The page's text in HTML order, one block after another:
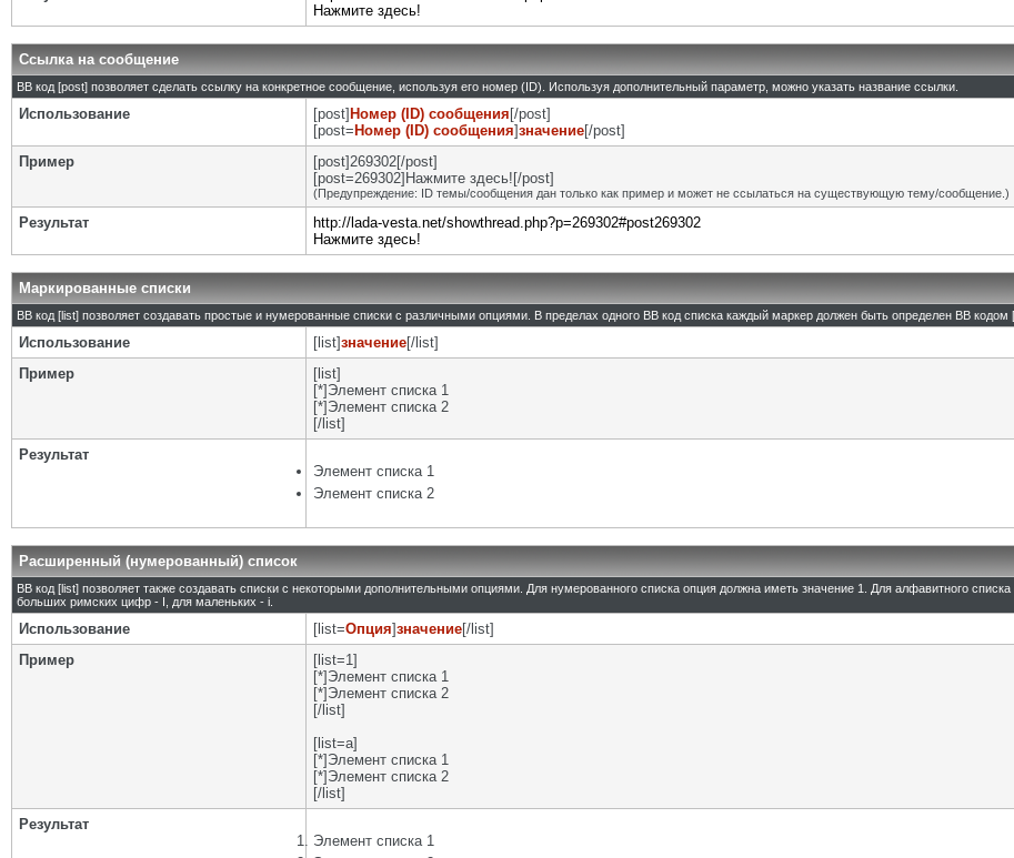
Нажмите здесь!
Ссылка на сообщение
BB код [post] позволяет сделать ссылку на конкретное сообщение, используя его номер (ID). Используя дополнительный параметр, можно указать название ссылки.
Использование [post] Номер (ID) сообщения [/post]
[post= Номер (ID) сообщения]значение[/post]
Пример
[post]269302[/post]
[post=269302]Нажмите здесь![/post]
(Предупреждение: ID темы/сообщения дан только как пример и может не ссылаться на существующую тему/сообщение.)
Результат
http://lada-vesta.net/showthread.php?p=269302#post269302
Нажмите здесь!
Маркированные списки
BB код [list] позволяет создавать простые и нумерованные списки с различными опциями. В пределах одного BB код списка каждый маркер должен быть определен BB кодом
Использование [list]значение[/list]
Пример
[list]
[*]Элемент списка 1
[*]Элемент списка 2
[/list]
Результат
Элемент списка 1
Элемент списка 2
Расширенный (нумерованный) список
BB код [list] позволяет также создавать списки с некоторыми дополнительными опциями. Для нумерованного списка опция должна иметь значение 1. Для алфавитного
больших римских цифр - I, для маленьких - i.
Использование [list=Опция]значение[/list]
Пример
[list=1]
[*]Элемент списка 1
[*]Элемент списка 2
[/list]
[list=a]
[*]Элемент списка 1
[*]Элемент списка 2
[/list]
Результат
Элемент списка 1